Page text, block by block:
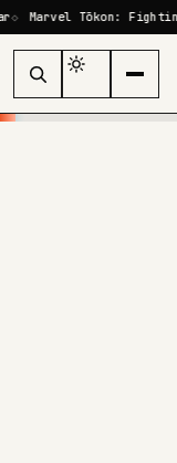
Tōkon: Fighting